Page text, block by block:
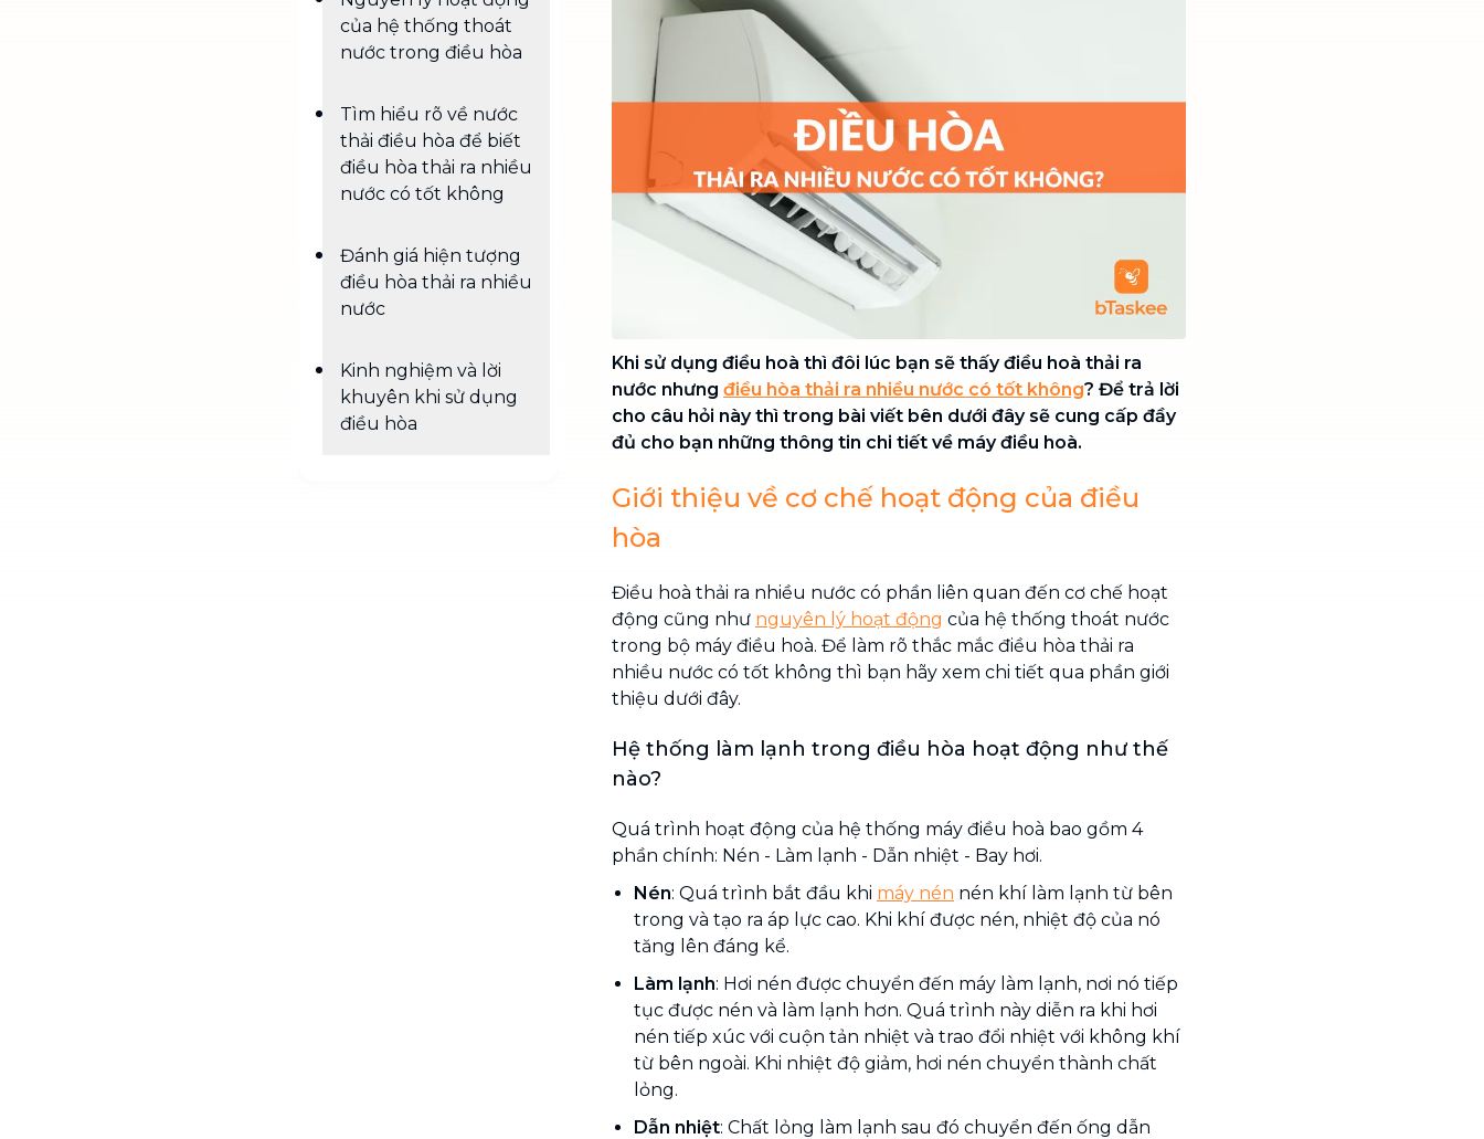
Chuyển nhà trọn gói, không lo dọn
dẹp nơi đi nơi đến
Vệ sinh công nghiệp
Vệ sinh chuyên nghiệp cho văn
phòng, nhà xưởng, công trình lớn
của hệ thống thoát
nước trong điều hòa
Tìm hiểu rõ về nước
thải điều hòa để biết
điều hòa thải ra nhiều
nước có tốt không
Đánh giá hiện tượng
điều hòa thải ra nhiều
nước
Kinh nghiệm và lời
khuyên khi sử dụng
điều hòa
Khi sử dụng điều hoà thì đôi lúc bạn sẽ thấy điều hoà thải ra
nước nhưng điều hòa thải ra nhiều nước có tốt không? Để trả lời
cho câu hỏi này thì trong bài viết bên dưới đây sẽ cung cấp đầy
đủ cho bạn những thông tin chi tiết về máy điều hoà.
Giới thiệu về cơ chế hoạt động của điều
hòa
Điều hoà thải ra nhiều nước có phần liên quan đến cơ chế hoạt
động cũng như nguyên lý hoạt động của hệ thống thoát nước
trong bộ máy điều hoà. Để làm rõ thắc mắc điều hòa thải ra
nhiều nước có tốt không thì bạn hãy xem chi tiết qua phần giới
thiệu dưới đây.
Hệ thống làm lạnh trong điều hòa hoạt động như thế
nào?
Quá trình hoạt động của hệ thống máy điều hoà bao gồm 4
phần chính: Nén - Làm lạnh - Dẫn nhiệt - Bay hơi.
Nén: Quá trình bắt đầu khi máy nén nén khí làm lạnh từ bên
trong và tạo ra áp lực cao. Khi khí được nén, nhiệt độ của nó
tăng lên đáng kể.
Làm lạnh: Hơi nén được chuyển đến máy làm lạnh, nơi nó tiếp
tục được nén và làm lạnh hơn. Quá trình này diễn ra khi hơi
nén tiếp xúc với cuộn tản nhiệt và trao đổi nhiệt với không khí
từ bên ngoài. Khi nhiệt độ giảm, hơi nén chuyển thành chất
lỏng.
Dẫn nhiệt: Chất lỏng làm lạnh sau đó chuyển đến ống dẫn